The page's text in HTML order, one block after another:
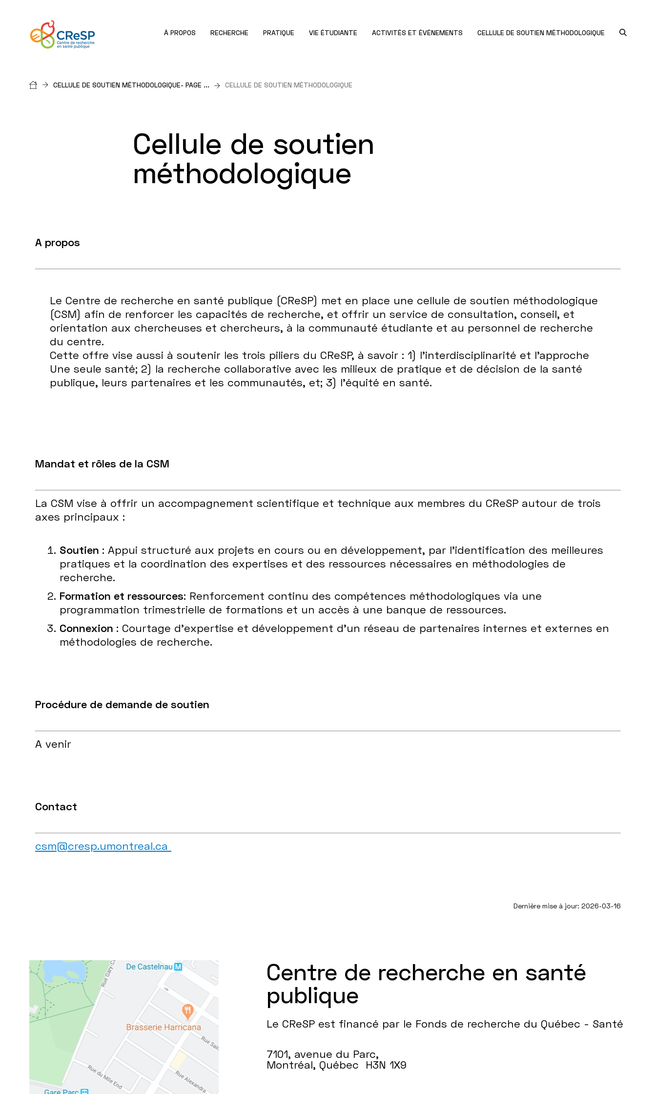
À PROPOS RECHERCHE PRATIQUE VIE ÉTUDIANTE ACTIVITÉS ET ÉVÉNEMENTS CELLULE DE SOUTIEN MÉTHODOLOGIQUE
CELLULE DE SOUTIEN MÉTHODOLOGIQUE- PAGE ... CELLULE DE SOUTIEN MÉTHODOLOGIQUE
Cellule de soutien
méthodologique
A propos
Le Centre de recherche en santé publique (CReSP) met en place une cellule de soutien méthodologique
(CSM) afin de renforcer les capacités de recherche, et offrir un service de consultation, conseil, et
orientation aux chercheuses et chercheurs, à la communauté étudiante et au personnel de recherche
du centre.
Cette offre vise aussi à soutenir les trois piliers du CReSP, à savoir : 1) l’interdisciplinarité et l’approche
Une seule santé; 2) la recherche collaborative avec les milieux de pratique et de décision de la santé
publique, leurs partenaires et les communautés, et; 3) l’équité en santé.
Mandat et rôles de la CSM
La CSM vise à offrir un accompagnement scientifique et technique aux membres du CReSP autour de trois
axes principaux :
Soutien : Appui structuré aux projets en cours ou en développement, par l’identification des meilleures
pratiques et la coordination des expertises et des ressources nécessaires en méthodologies de
recherche.
Formation et ressources: Renforcement continu des compétences méthodologiques via une
programmation trimestrielle de formations et un accès à une banque de ressources.
Connexion : Courtage d’expertise et développement d’un réseau de partenaires internes et externes en
méthodologies de recherche.
Procédure de demande de soutien
A venir
Contact
csm@cresp.umontreal.ca
Dernière mise à jour: 2026-03-16
Centre de recherche en santé
publique
Le CReSP est financé par le Fonds de recherche du Québec - Santé
7101, avenue du Parc,
Montréal, Québec H3N 1X9